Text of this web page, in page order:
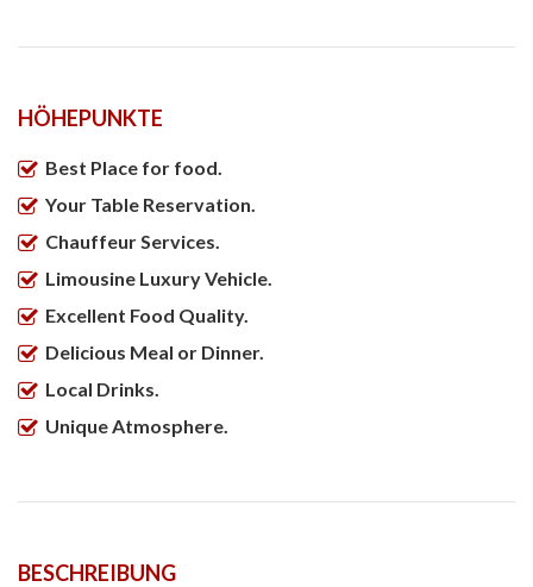
HÖHEPUNKTE
Best Place for food.
Your Table Reservation.
Chauffeur Services.
Limousine Luxury Vehicle.
Excellent Food Quality.
Delicious Meal or Dinner.
Local Drinks.
Unique Atmosphere.
BESCHREIBUNG